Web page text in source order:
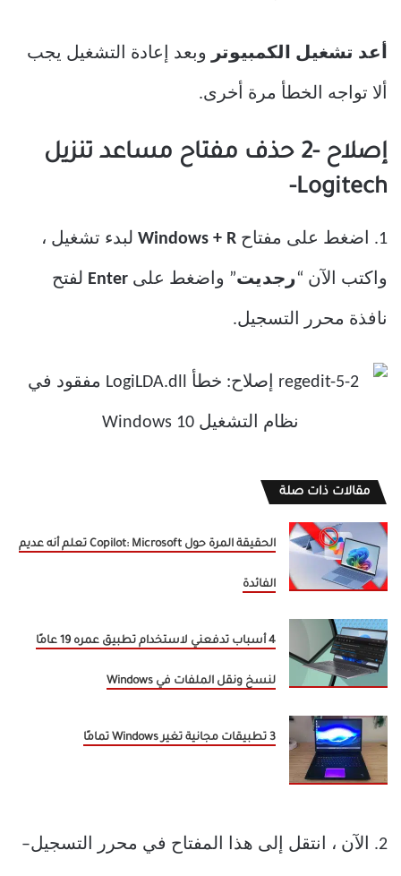
أعد تشغيل الكمبيوتر وبعد إعادة التشغيل يجب
ألا تواجه الخطأ مرة أخرى.
إصلاح -2 حذف مفتاح مساعد تنزيل
Logitech-
1. اضغط على مفتاح لبدء تشغيل ،
واكتب الآن “رجديت” واضغط على Enter لفتح
نافذة محرر التسجيل.
مقالات ذات صلة
الحقيقة المرة حول Copilot: Microsoft تعلم أنه عديم
الفائدة
4 أسباب تدفعني لاستخدام تطبيق عمره 19 عامًا
لنسخ ونقل الملفات في Windows
3 تطبيقات مجانية تغير Windows تمامًا
2. الآن ، انتقل إلى هذا المفتاح في محرر التسجيل–